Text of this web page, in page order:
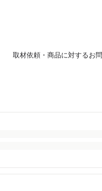
取材依頼・商品に対するお